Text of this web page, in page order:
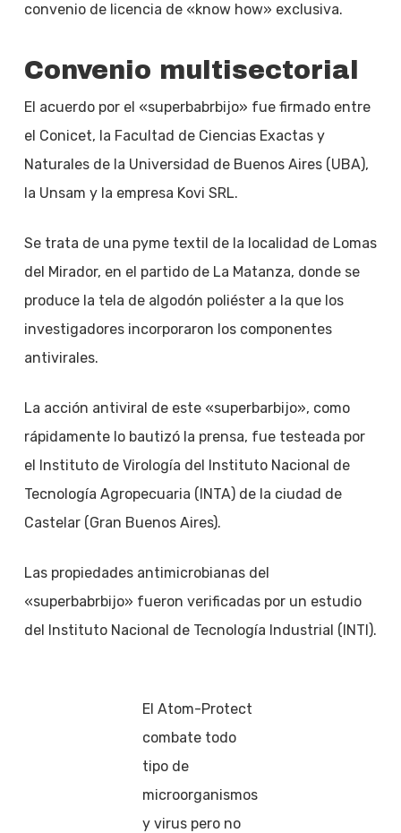
convenio de licencia de «know how» exclusiva.
Convenio multisectorial
El acuerdo por el «superbabrbijo» fue firmado entre
el Conicet, la Facultad de Ciencias Exactas y
Naturales de la Universidad de Buenos Aires (UBA),
la Unsam y la empresa Kovi SRL.
Se trata de una pyme textil de la localidad de Lomas
del Mirador, en el partido de La Matanza, donde se
produce la tela de algodón poliéster a la que los
investigadores incorporaron los componentes
antivirales.
La acción antiviral de este «superbarbijo», como
rápidamente lo bautizó la prensa, fue testeada por
el Instituto de Virología del Instituto Nacional de
Tecnología Agropecuaria (INTA) de la ciudad de
Castelar (Gran Buenos Aires).
Las propiedades antimicrobianas del
«superbabrbijo» fueron verificadas por un estudio
del Instituto Nacional de Tecnología Industrial (INTI).
El Atom-Protect
combate todo
tipo de
microorganismos
y virus pero no